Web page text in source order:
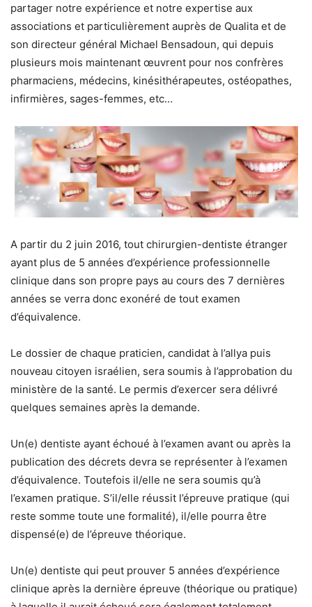
partager notre expérience et notre expertise aux
associations et particulièrement auprès de Qualita et de
son directeur général Michael Bensadoun, qui depuis
plusieurs mois maintenant œuvrent pour nos confrères
pharmaciens, médecins, kinésithérapeutes, ostéopathes,
infirmières, sages-femmes, etc…
A partir du 2 juin 2016, tout chirurgien-dentiste étranger
ayant plus de 5 années d’expérience professionnelle
clinique dans son propre pays au cours des 7 dernières
années se verra donc exonéré de tout examen
d’équivalence.
Le dossier de chaque praticien, candidat à l’allya puis
nouveau citoyen israélien, sera soumis à l’approbation du
ministère de la santé. Le permis d’exercer sera délivré
quelques semaines après la demande.
Un(e) dentiste ayant échoué à l’examen avant ou après la
publication des décrets devra se représenter à l’examen
d’équivalence. Toutefois il/elle ne sera soumis qu’à
l’examen pratique. S’il/elle réussit l’épreuve pratique (qui
reste somme toute une formalité), il/elle pourra être
dispensé(e) de l’épreuve théorique.
Un(e) dentiste qui peut prouver 5 années d’expérience
clinique après la dernière épreuve (théorique ou pratique)